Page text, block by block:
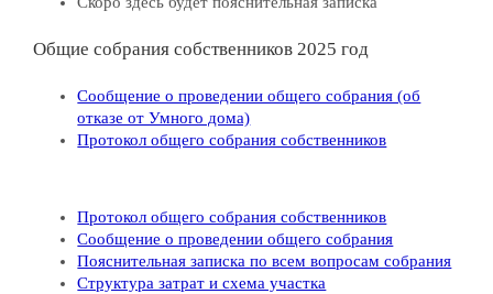
Общие собрания собственников 2025 год
Сообщение о проведении общего собрания (об
отказе от Умного дома)
Протокол общего собрания собственников
Протокол общего собрания собственников
Сообщение о проведении общего собрания
Пояснительная записка по всем вопросам собрания
Структура затрат и схема участка